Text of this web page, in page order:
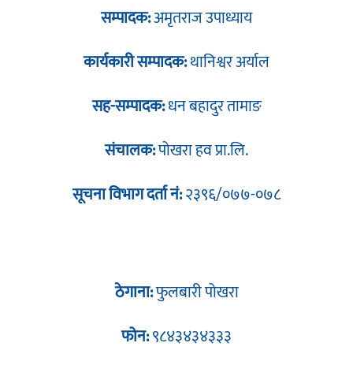
सम्पादक:अमृतराज उपाध्याय
कार्यकारी सम्पादक:थानिश्वर अर्याल
सह-सम्पादक:धन बहादुर तामाङ
संचालक:पोखरा हव प्रा.लि.
सूचना विभाग दर्ता नं:२३९६/०७७-०७८
ठेगाना:फुलबारी पोखरा
फोन:९८४३४३४३३३